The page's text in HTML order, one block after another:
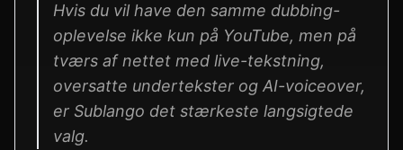
Hvis du vil have den samme dubbing-
oplevelse ikke kun på YouTube, men på
tværs af nettet med live-tekstning,
oversatte undertekster og AI-voiceover,
er Sublango det stærkeste langsigtede
valg.